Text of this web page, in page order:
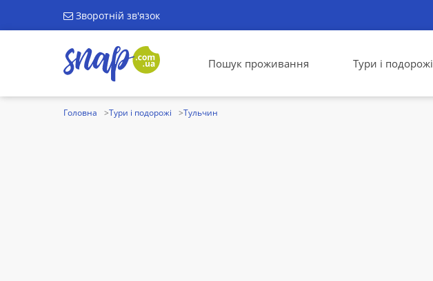
Зворотній зв'язок
Пошук проживання Тури і подорожі
Головна Тури і подорожі Тульчин